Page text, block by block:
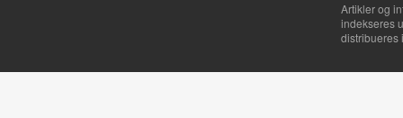
Artikler og
indekseres
distribueres